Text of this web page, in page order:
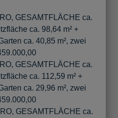
GESAMTFLÄCHE ca.
ca. 98,64 m² +
ca. 40,85 m², zwei
GESAMTFLÄCHE ca.
ca. 112,59 m² +
ca. 29,96 m², zwei
GESAMTFLÄCHE ca.